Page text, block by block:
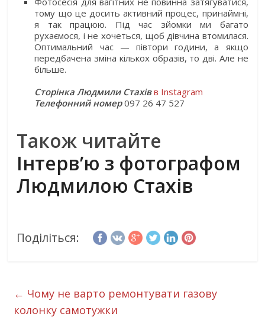
тому що це досить активний процес, принаймні,
я так працюю. Під час зйомки ми багато
рухаємося, і не хочеться, щоб дівчина втомилася.
Оптимальний час — півтори години, а якщо
передбачена зміна кількох образів, то дві. Але не
більше.
Сторінка Людмили Стахів в Instagram
Телефонний номер097 26 47 527
Також читайте
Інтерв’ю з фотографом
Людмилою Стахів
Поділіться:
← Чому не варто ремонтувати газову
колонку самотужки